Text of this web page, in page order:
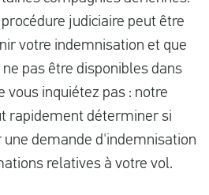
judiciaire peut être
votre indemnisation et que
pas être disponibles dans
vous inquiétez pas : notre
rapidement déterminer si
une demande d'indemnisation
relatives à votre vol.